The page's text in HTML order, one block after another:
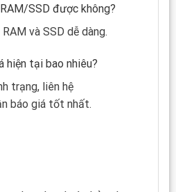
SSD được không?
và SSD dễ dàng.
hiện tại bao nhiêu?
trạng, liên hệ
báo giá tốt nhất.